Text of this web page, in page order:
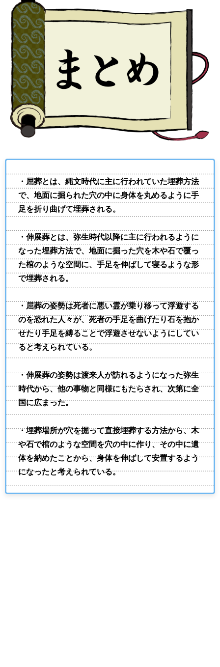
・屈葬とは、縄文時代に主に行われていた埋葬方法
で、地面に掘られた穴の中に身体を丸めるように手
足を折り曲げて埋葬される。
・伸展葬とは、弥生時代以降に主に行われるように
なった埋葬方法で、地面に掘った穴を木や石で覆っ
た棺のような空間に、手足を伸ばして寝るような形
で埋葬される。
・屈葬の姿勢は死者に悪い霊が乗り移って浮遊する
のを恐れた人々が、死者の手足を曲げたり石を抱か
せたり手足を縛ることで浮遊させないようにしてい
ると考えられている。
・伸展葬の姿勢は渡来人が訪れるようになった弥生
時代から、他の事物と同様にもたらされ、次第に全
国に広まった。
・埋葬場所が穴を掘って直接埋葬する方法から、木
や石で棺のような空間を穴の中に作り、その中に遺
体を納めたことから、身体を伸ばして安置するよう
になったと考えられている。